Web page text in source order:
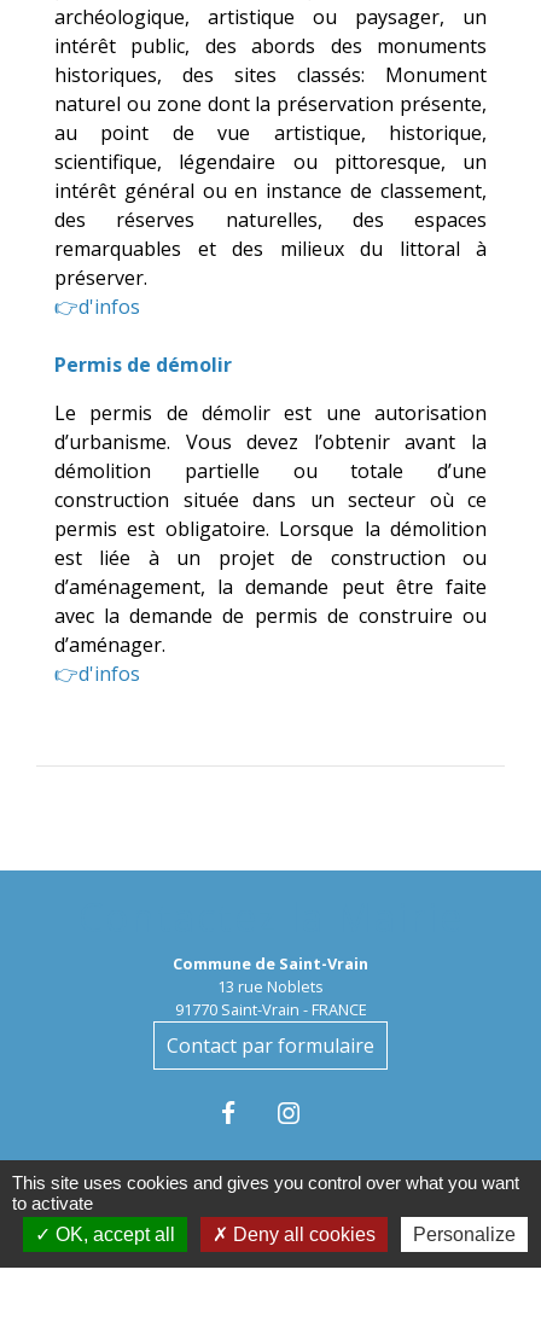
archéologique, artistique ou paysager, un
intérêt public, des abords des monuments
historiques, des sites classés: Monument
naturel ou zone dont la préservation présente,
au point de vue artistique, historique,
scientifique, légendaire ou pittoresque, un
intérêt général ou en instance de classement,
des réserves naturelles, des espaces
remarquables et des milieux du littoral à
préserver.
👉d'infos
Permis de démolir
Le permis de démolir est une autorisation
d’urbanisme. Vous devez l’obtenir avant la
démolition partielle ou totale d’une
construction située dans un secteur où ce
permis est obligatoire. Lorsque la démolition
est liée à un projet de construction ou
d’aménagement, la demande peut être faite
avec la demande de permis de construire ou
d’aménager.
👉d'infos
Commune de Saint-Vrain
13 rue Noblets
91770 Saint-Vrain - FRANCE
Contact par formulaire
Liens
This site uses cookies and gives you control over what you want
to activate
OK, accept all
Deny all cookies Personalize